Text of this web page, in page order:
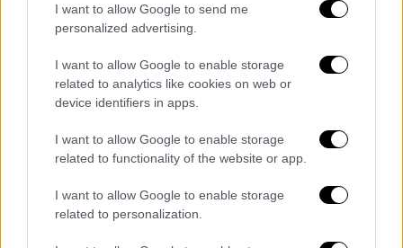
I want to allow Google to send me
personalized advertising.
I want to allow Google to enable storage
related to analytics like cookies on web or
device identifiers in apps.
I want to allow Google to enable storage
related to functionality of the website or app.
I want to allow Google to enable storage
related to personalization.
δολάρια το κόστος του σεισμού
Καρέ-καρέ το πριν και το μετά του
καταστροφικού σεισμού: Η αγορά της
Αντιόχειας που ήταν γεμάτη ζωή είναι
πια γεμάτη συντρίμμια
«Τα ονομάζουμε αντικείμενα για κάποιον
λόγο»: Το Πεντάγωνο δεν αποκλείει τα
σχετίζονται με... «εξωγήινους»
Ανησυχητική έρευνα: Χρησιμοποιείτε